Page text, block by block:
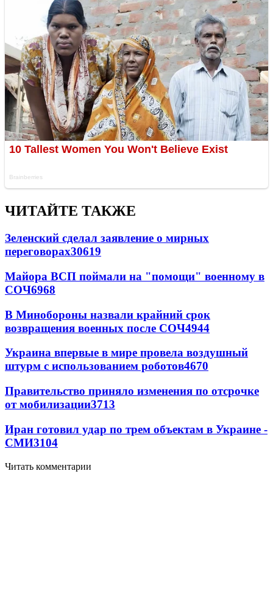
ЧИТАЙТЕ ТАКЖЕ
Зеленский сделал заявление о мирных
переговорах30619
Майора ВСП поймали на "помощи" военному в
СОЧ6968
В Минобороны назвали крайний срок
возвращения военных после СОЧ4944
Украина впервые в мире провела воздушный
штурм с использованием роботов4670
Правительство приняло изменения по отсрочке
от мобилизации3713
Иран готовил удар по трем объектам в Украине -
СМИ3104
Читать комментарии